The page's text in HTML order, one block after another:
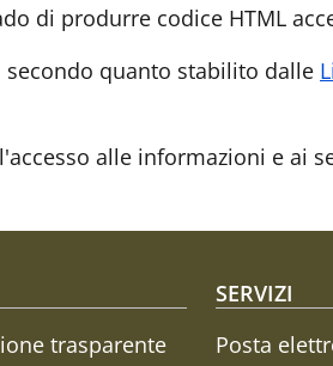
di produrre codice HTML
secondo quanto stabilito dalle
alle informazioni e ai
menu
trasparente
SERVIZI
Posta